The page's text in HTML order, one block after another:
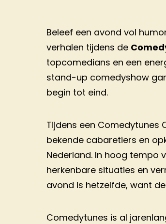
Beleef een avond vol
verhalen tijdens de
topcomedians en een
stand-up comedyshow
begin tot eind.
Tijdens een Comedytunes
bekende cabaretiers en
Nederland. In hoog tempo
herkenbare situaties en
avond is hetzelfde, want
Comedytunes is al